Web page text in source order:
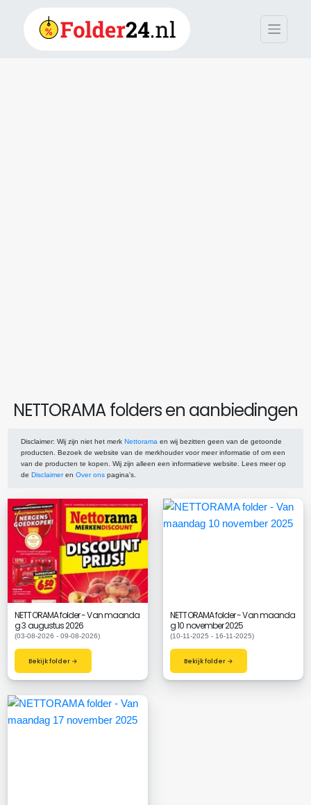
NETTORAMA folders en aanbiedingen
Disclaimer: Wij zijn niet het merk Nettorama en wij bezitten geen van de getoonde
producten. Bezoek de website van de merkhouder voor meer informatie of om een
van de producten te kopen. Wij zijn alleen een informatieve website. Lees meer op
de Disclaimeren Over ons pagina's.
NETTORAMA folder - Van maanda
g 3 augustus 2026
(03-08-2026 - 09-08-2026)
Bekijk folder →
NETTORAMA folder - Van maanda
g 10 november 2025
(10-11-2025 - 16-11-2025)
Bekijk folder →